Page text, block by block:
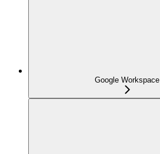
Google Workspace